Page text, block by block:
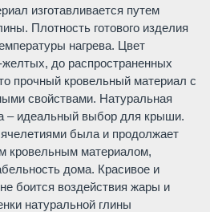
изготавливается путем
Плотность готового изделия
нагрева. Цвет
желтых, до распространенных
прочный кровельный материал с
свойствами. Натуральная
– идеальный выбор для крыши.
была и продолжает
кровельным материалом,
дома. Красивое и
боится воздействия жары и
натуральной глины